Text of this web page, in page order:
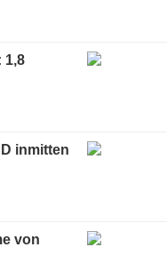
1,8
inmitten
von